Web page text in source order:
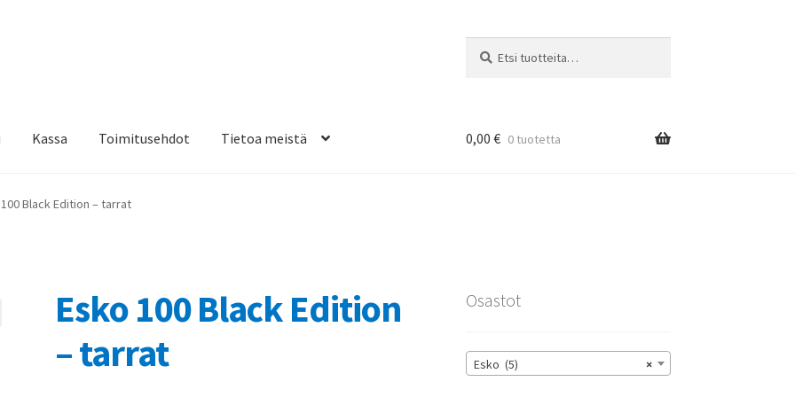
Kassa Toimitusehdot Tietoa meistä
& teippausten poisto
0,00 € 0 tuotetta
Black Edition – tarrat
Esko 100 Black Edition
– tarrat
Osastot
×
Esko (5)